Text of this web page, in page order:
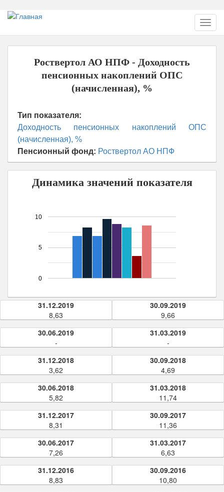
Перейти
основному
содержанию
Роствертол АО НПФ - Доходность
пенсионных накоплений ОПС
(начисленная), %
Тип показателя:
Доходность пенсионных накоплений ОПС
(начисленная), %
Пенсионный фонд: Роствертол АО НПФ
Динамика значений показателя
0
5
10
31.12.2019
8,63
30.09.2019
9,66
30.06.2019
-
31.03.2019
-
31.12.2018
3,62
30.09.2018
4,69
30.06.2018
5,82
31.03.2018
11,74
31.12.2017
8,31
30.09.2017
11,36
30.06.2017
7,26
31.03.2017
6,63
31.12.2016
8,83
30.09.2016
10,80